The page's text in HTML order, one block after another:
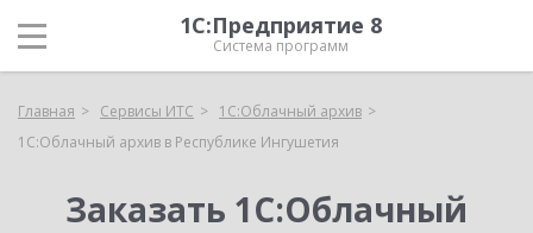
1С:Предприятие 8
Система программ
Главная Сервисы ИТС
1С:Облачный архив
1С:Облачный архив в Республике Ингушетия
Заказать 1С:Облачный